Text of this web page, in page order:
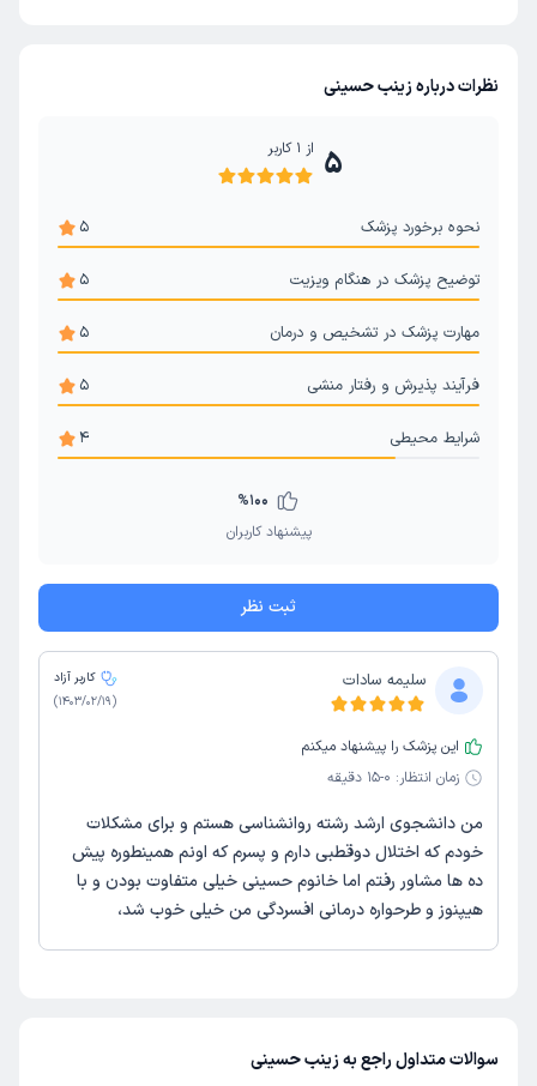
نظرات درباره زینب حسینی
5 از 1 کاربر
نحوه برخورد پزشک 5
توضیح پزشک در هنگام ویزیت 5
مهارت پزشک در تشخیص و درمان 5
فرآیند پذیرش و رفتار منشی 5
شرایط محیطی 4
%100
پیشنهاد کاربران
ثبت نظر
سلیمه سادات
کاربر آزاد
(
1403/02/19
)
این پزشک را پیشنهاد میکنم
زمان انتظار: 0-15 دقیقه
من دانشجوی ارشد رشته روانشناسی هستم و برای مشکلات
خودم که اختلال دوقطبی دارم و پسرم که اونم همینطوره پیش
ده ها مشاور رفتم اما خانوم حسینی خیلی متفاوت بودن و با
هیپنوز و طرحواره درمانی افسردگی من خیلی خوب شد،
سوالات متداول راجع به زینب حسینی